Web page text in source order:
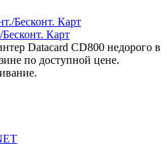
Карт
Datacard CD800 недорого в
по доступной цене.